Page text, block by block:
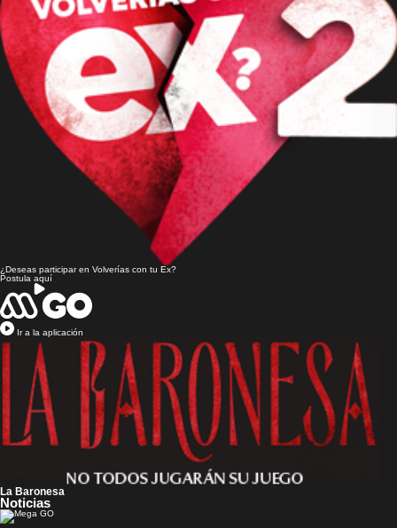
¿Deseas participar en Volverías con tu Ex?
Postula aquí
Ir a la aplicación
La Baronesa
Noticias